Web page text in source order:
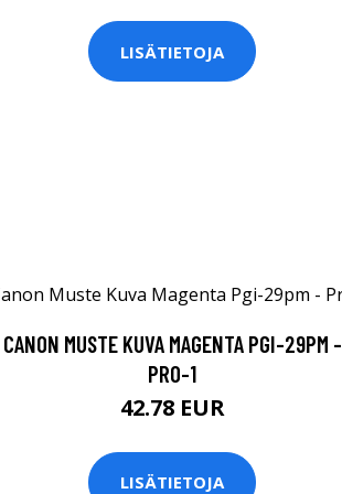
LISÄTIETOJA
CANON MUSTE KUVA MAGENTA PGI-29PM -
PRO-1
42.78 EUR
LISÄTIETOJA